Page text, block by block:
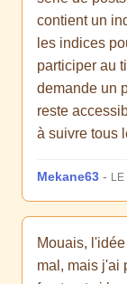
contient un
les indices
participer au
demande un
reste
à suivre tous
Mekane63 -
Mouais,
mal, mais j'ai